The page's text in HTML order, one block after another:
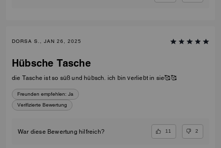
DORSA S., JAN 26, 2025
Hübsche Tasche
die Tasche ist so süß und hübsch. ich bin verliebt in sie🥰🥰
Freunden empfehlen: Ja
Verifizierte Bewertung
War diese Bewertung hilfreich? 11 2